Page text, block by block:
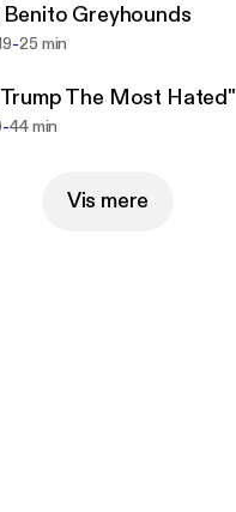
Greyhounds
-25 min
The Most Hated"
-44 min
Vis mere